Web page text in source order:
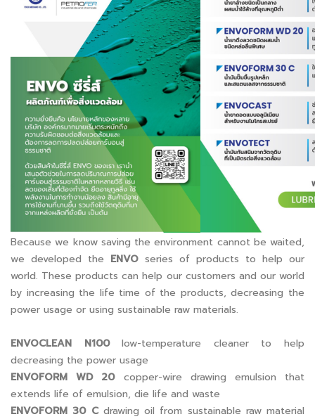
Because we know saving the environment cannot be waited,
we developed the ENVO series of products to help our
world. These products can help our customers and our world
by increasing the life time of the products, decreasing the
power usage or using sustainable raw materials.
ENVOCLEAN N100low-temperature cleaner to help
decreasing the power usage
ENVOFORM WD 20copper-wire drawing emulsion that
extends life of emulsion, die life and waste
ENVOFORM 30 Cdrawing oil from sustainable raw material